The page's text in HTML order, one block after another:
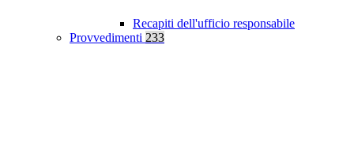
Recapiti dell'ufficio responsabile
Provvedimenti 233